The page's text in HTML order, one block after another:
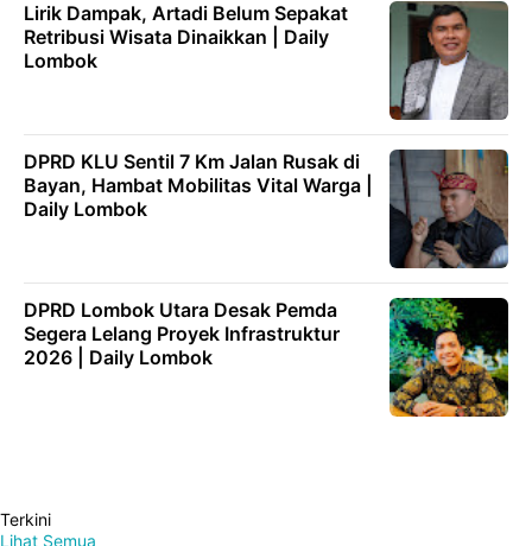
Lirik Dampak, Artadi Belum Sepakat
Retribusi Wisata Dinaikkan | Daily
Lombok
DPRD KLU Sentil 7 Km Jalan Rusak di
Bayan, Hambat Mobilitas Vital Warga |
Daily Lombok
DPRD Lombok Utara Desak Pemda
Segera Lelang Proyek Infrastruktur
2026 | Daily Lombok
Terkini
Lihat Semua